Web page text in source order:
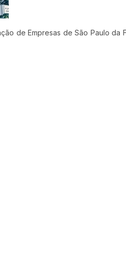
de Empresas de São Paulo da